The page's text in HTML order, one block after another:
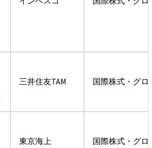
三井住友TAM 国際株式・グロ
東京海上 国際株式・グロ